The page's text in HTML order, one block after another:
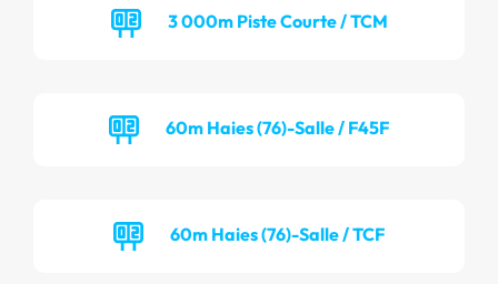
3 000m Piste Courte / TCM
60m Haies (76)-Salle / F45F
60m Haies (76)-Salle / TCF